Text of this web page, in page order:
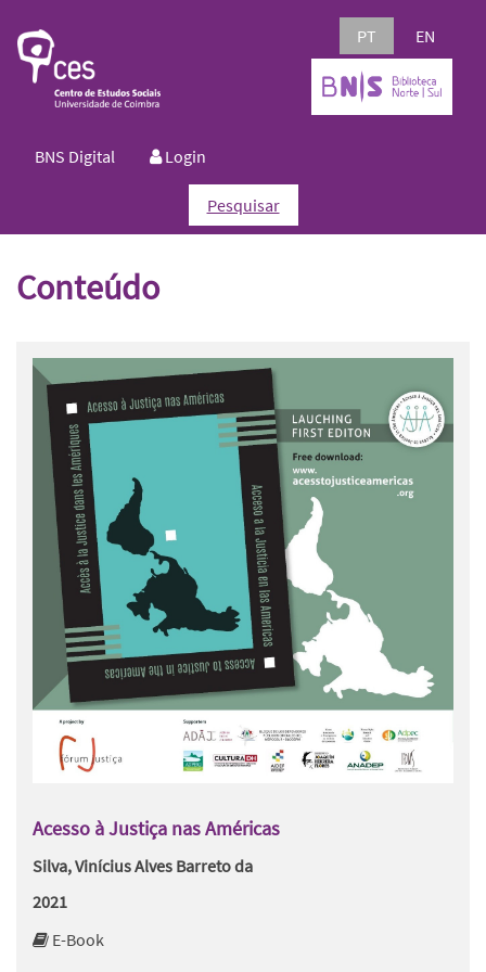
PT EN
BNS Digital Login
Pesquisar
Conteúdo
Acesso à Justiça nas Américas
Silva, Vinícius Alves Barreto da
2021
E-Book